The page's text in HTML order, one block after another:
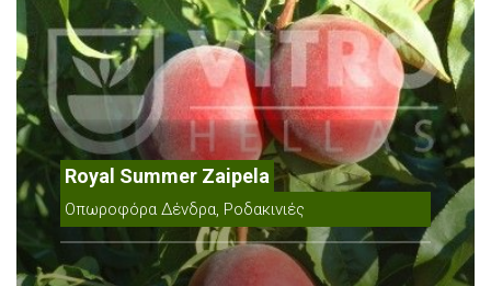
Royal Summer Zaipela
Οπωροφόρα Δένδρα, Ροδακινιές